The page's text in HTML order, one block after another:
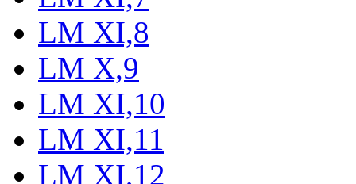
LM XI,8
LM X,9
LM XI,10
LM XI,11
LM XI,12